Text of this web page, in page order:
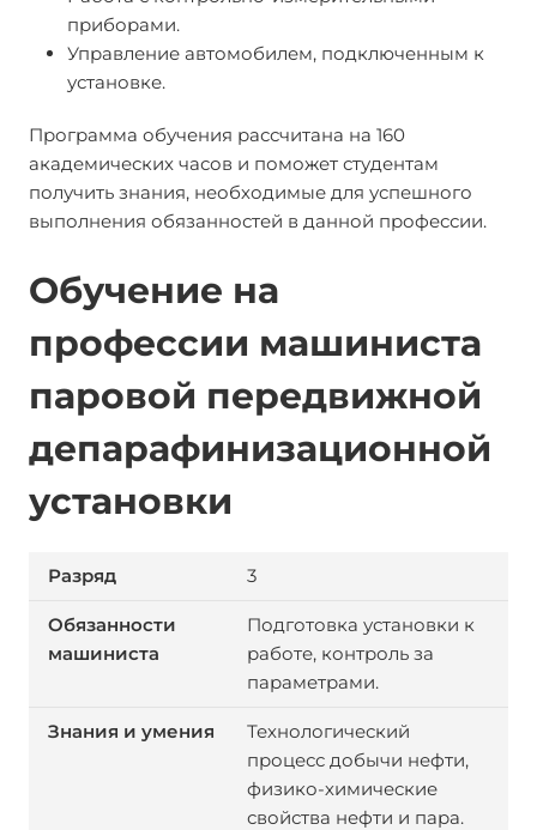
приборами.
Управление автомобилем, подключенным к
установке.
Программа обучения рассчитана на 160
академических часов и поможет студентам
получить знания, необходимые для успешного
выполнения обязанностей в данной профессии.
Обучение на
профессии машиниста
паровой передвижной
депарафинизационной
установки
3
Подготовка установки к
работе, контроль за
параметрами.
Технологический
процесс добычи нефти,
физико-химические
свойства нефти и пара.